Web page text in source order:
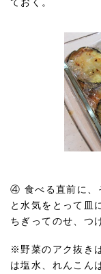
ておく。
④ 食べる直前に、
と水気をとって皿
ちぎってのせ、つ
※野菜のアク抜き
は塩水、れんこん